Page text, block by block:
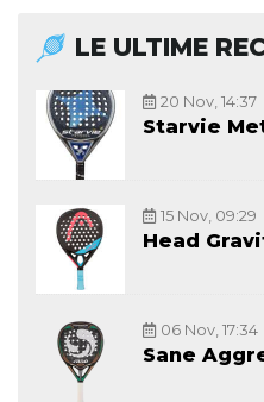
LE ULTIME
20 Nov, 14:37
Starvie
15 Nov, 09:29
Head
06 Nov, 17:34
Sane